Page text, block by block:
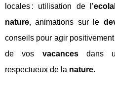
locales : utilisation de l’
nature, animations sur le
conseils pour agir positivement
de vos vacancesdans
respectueux de la nature.